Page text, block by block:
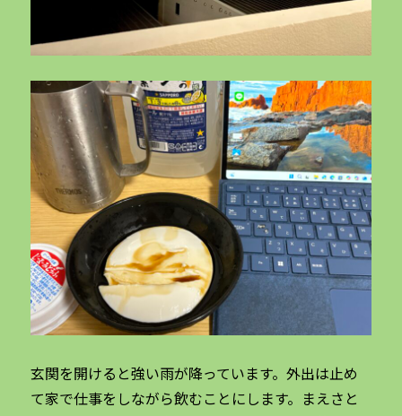
玄関を開けると強い雨が降っています。外出は止め
て家で仕事をしながら飲むことにします。まえさと